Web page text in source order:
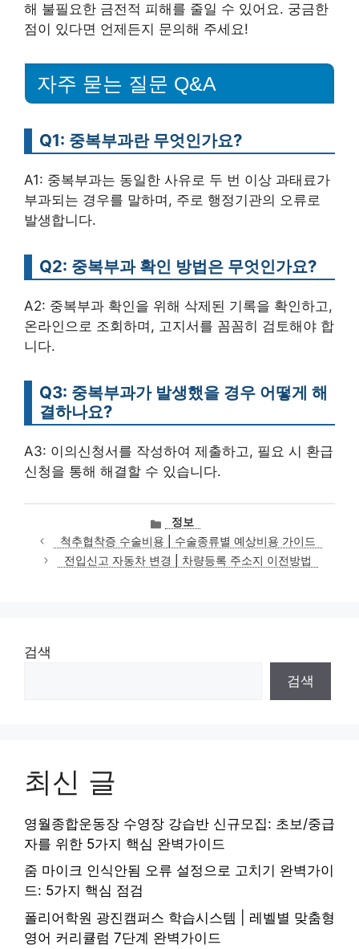
해 불필요한 금전적 피해를 줄일 수 있어요. 궁금한
점이 있다면 언제든지 문의해 주세요!
자주 묻는 질문 Q&A
Q1: 중복부과란 무엇인가요?
A1: 중복부과는 동일한 사유로 두 번 이상 과태료가
부과되는 경우를 말하며, 주로 행정기관의 오류로
발생합니다.
Q2: 중복부과 확인 방법은 무엇인가요?
A2: 중복부과 확인을 위해 삭제된 기록을 확인하고,
온라인으로 조회하며, 고지서를 꼼꼼히 검토해야 합
니다.
Q3: 중복부과가 발생했을 경우 어떻게 해
결하나요?
A3: 이의신청서를 작성하여 제출하고, 필요 시 환급
신청을 통해 해결할 수 있습니다.
카
테
고
리
정보
척추협착증 수술비용 | 수술종류별 예상비용 가이드
전입신고 자동차 변경 | 차량등록 주소지 이전방법
검색
검색
최신 글
영월종합운동장 수영장 강습반 신규모집: 초보/중급
자를 위한 5가지 핵심 완벽가이드
줌 마이크 인식안됨 오류 설정으로 고치기 완벽가이
드: 5가지 핵심 점검
폴리어학원 광진캠퍼스 학습시스템 | 레벨별 맞춤형
영어 커리큘럼 7단계 완벽가이드